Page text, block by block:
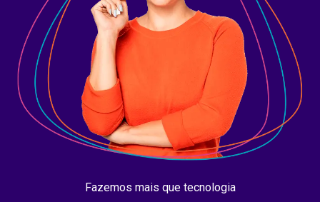
Fazemos mais que tecnologia